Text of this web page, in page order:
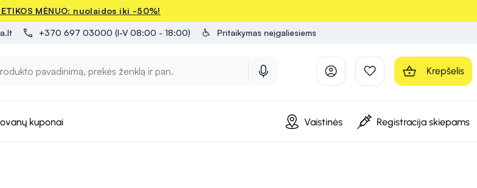
MĖNUO: nuolaidos iki -50%!
+370 697 03000 (I-V 08:00 - 18:00) Pritaikymas neįgaliesiems
Krepšelis
kuponai Vaistinės Registracija skiepams